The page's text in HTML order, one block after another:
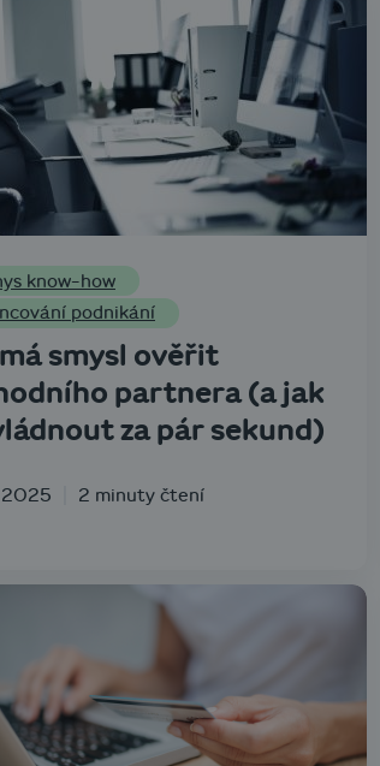
know-how
podnikání
smysl ověřit
partnera (a jak
za pár sekund)
2025 2 minuty čtení